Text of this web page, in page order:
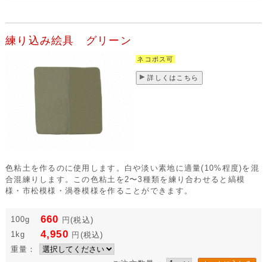
練り込み絵具 グリーン
ネコポス可
詳しくはこちら
色粘土を作るのに使用します。白や淡い素地に適量(10%程度)を混
合混練りします。この色粘土を2〜3種類を練り合わせると縞模
様・市松模様・渦巻模様を作ることができます。
100g 660 円(税込)
1kg
4,950 円 (税込)
重量：